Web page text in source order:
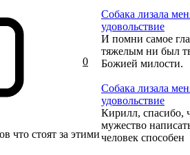
0
что стоят за этими
Собака лизала
удовольствие
И помни самое
тяжелым ни был
Божией милости.
Собака лизала
удовольствие
Кирилл, спасибо,
мужество
человек способен